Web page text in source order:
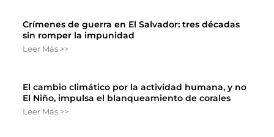
Crímenes de guerra en El Salvador: tres décadas
sin romper la impunidad
Leer Más >>
El cambio climático por la actividad humana, y no
El Niño, impulsa el blanqueamiento de corales
Leer Más >>